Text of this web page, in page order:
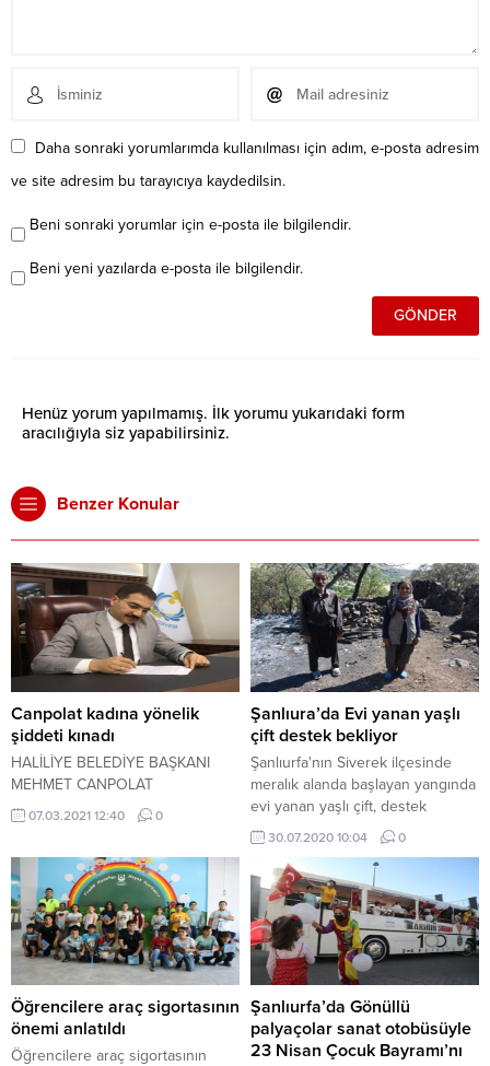
Daha sonraki yorumlarımda kullanılması için adım, e-posta adresim
ve site adresim bu tarayıcıya kaydedilsin.
Beni sonraki yorumlar için e-posta ile bilgilendir.
Beni yeni yazılarda e-posta ile bilgilendir.
Henüz yorum yapılmamış. İlk yorumu yukarıdaki form
aracılığıyla siz yapabilirsiniz.
Benzer Konular
Canpolat kadına yönelik
şiddeti kınadı
HALİLİYE BELEDİYE BAŞKANI
MEHMET CANPOLAT
07.03.2021 12:40 0
Şanlıura’da Evi yanan yaşlı
çift destek bekliyor
Şanlıurfa'nın Siverek ilçesinde
meralık alanda başlayan yangında
evi yanan yaşlı çift, destek
bekliyor.
30.07.2020 10:04 0
Öğrencilere araç sigortasının
önemi anlatıldı
Öğrencilere araç sigortasının
Şanlıurfa’da Gönüllü
palyaçolar sanat otobüsüyle
23 Nisan Çocuk Bayramı’nı